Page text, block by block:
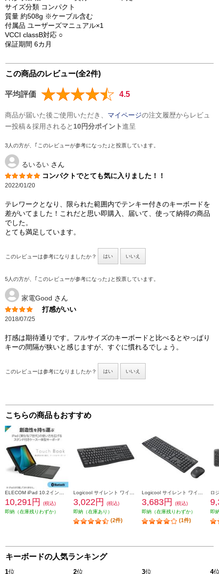
サイズ分類 コンパクト
質量 約508g ※ケーブル含む
付属品 ユーザーズマニュアル×1
VCCI classB対応 ○
保証期間 6カ月
この商品のレビュー(全2件)
平均評価 4.5
商品が届いた後ご使用いただき、 マイページの注文履歴からレビュ
ー投稿＆採用されると 10円分ポイント進呈
3人の方が、｢このレビューが参考になった｣と投票しています。
るいるい さん
コンパクトでとても気に入りました！！
2022/01/20
テレワークとなり、限られた範囲内でテンキー付きのキーボードを
差がいてました！これだと思い即購入、届いて、使って納得の商品
でした。
とても満足しています。
このレビューは参考になりましたか？ はい いいえ
5人の方が、｢このレビューが参考になった｣と投票しています。
家電Good さん
打感がいい
2018/07/25
打感は期待通りです。フルサイズのキーボードと比べるとやっぱり
キーの間隔が狭いと感じますが、すぐに慣れるでしょう。
このレビューは参考になりましたか？ はい いいえ
こちらの商品もおすすめ
10,291円
(税込)
即納（在庫残りわずか）
3,022円
(税込)
即納（在庫あり）
(2件)
3,683円
(税込)
即納（在庫残りわずか）
(1件)
即
キーボードの人気ランキング
1位 2位 3位 4